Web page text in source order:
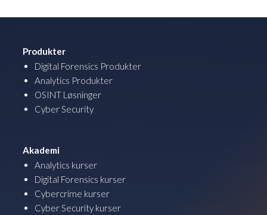
Produkter
Digital Forensics Produkter
Analytics Produkter
OSINT Løsninger
Cyber Security
Akademi
Analytics kurser
Digital Forensics kurser
Cybercrime kurser
Cyber Security kurser